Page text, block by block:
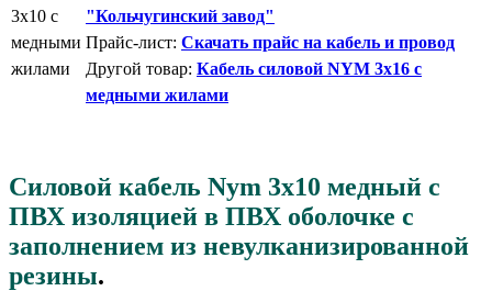
"Кольчугинский завод"
Прайс-лист: Скачать прайс на кабель и провод
Другой товар: Кабель силовой NYM 3x16 с
медными жилами
Силовой кабель Nym 3x10 медный с
ПВХ изоляцией в ПВХ оболочке с
заполнением из невулканизированной
резины.